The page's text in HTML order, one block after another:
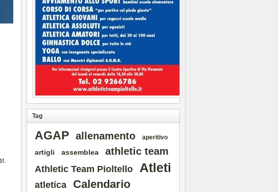
Tag
AGAP allenamento aperitivo
artigli assemblea athletic team
Athletic Team Pioltello Atleti
atletica Calendario